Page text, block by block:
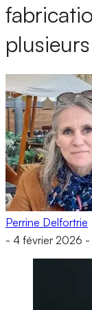
Perrine Delfortrie
- 4 février 2026 -